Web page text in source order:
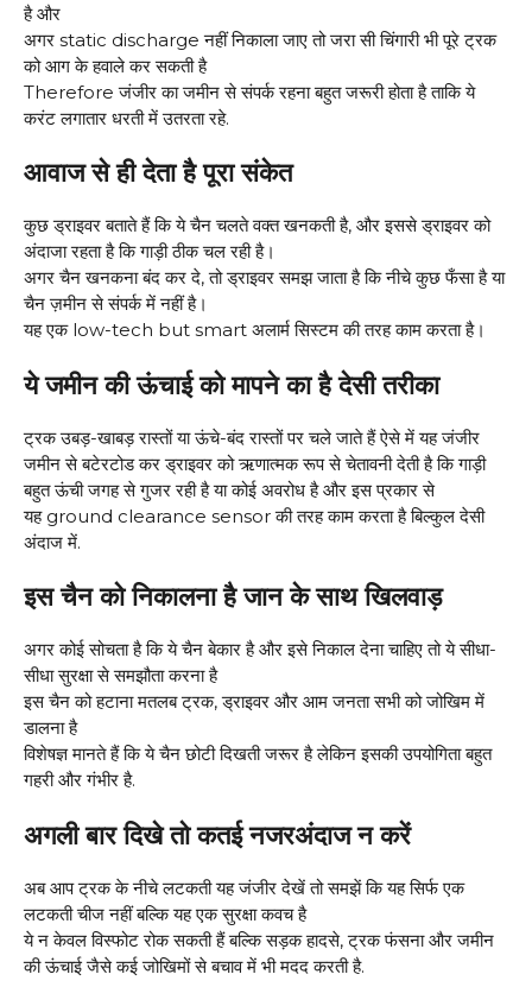
है और
अगर static discharge नहीं निकाला जाए तो जरा सी चिंगारी भी पूरे ट्रक
को आग के हवाले कर सकती है
Therefore जंजीर का जमीन से संपर्क रहना बहुत जरूरी होता है ताकि ये
करंट लगातार धरती में उतरता रहे.
आवाज से ही देता है पूरा संकेत
कुछ ड्राइवर बताते हैं कि ये चैन चलते वक्त खनकती है, और इससे ड्राइवर को
अंदाजा रहता है कि गाड़ी ठीक चल रही है।
अगर चैन खनकना बंद कर दे, तो ड्राइवर समझ जाता है कि नीचे कुछ फँसा है या
चैन ज़मीन से संपर्क में नहीं है।
यह एक low-tech but smart अलार्म सिस्टम की तरह काम करता है।
ये जमीन की ऊंचाई को मापने का है देसी तरीका
ट्रक उबड़-खाबड़ रास्तों या ऊंचे-बंद रास्तों पर चले जाते हैं ऐसे में यह जंजीर
जमीन से बटेरटोड कर ड्राइवर को ऋणात्मक रूप से चेतावनी देती है कि गाड़ी
बहुत ऊंची जगह से गुजर रही है या कोई अवरोध है और इस प्रकार से
यह ground clearance sensor की तरह काम करता है बिल्कुल देसी
अंदाज में.
इस चैन को निकालना है जान के साथ खिलवाड़
अगर कोई सोचता है कि ये चैन बेकार है और इसे निकाल देना चाहिए तो ये सीधा-
सीधा सुरक्षा से समझौता करना है
इस चैन को हटाना मतलब ट्रक, ड्राइवर और आम जनता सभी को जोखिम में
डालना है
विशेषज्ञ मानते हैं कि ये चैन छोटी दिखती जरूर है लेकिन इसकी उपयोगिता बहुत
गहरी और गंभीर है.
अगली बार दिखे तो कतई नजरअंदाज न करें
अब आप ट्रक के नीचे लटकती यह जंजीर देखें तो समझें कि यह सिर्फ एक
लटकती चीज नहीं बल्कि यह एक सुरक्षा कवच है
ये न केवल विस्फोट रोक सकती हैं बल्कि सड़क हादसे, ट्रक फंसना और जमीन
की ऊंचाई जैसे कई जोखिमों से बचाव में भी मदद करती है.